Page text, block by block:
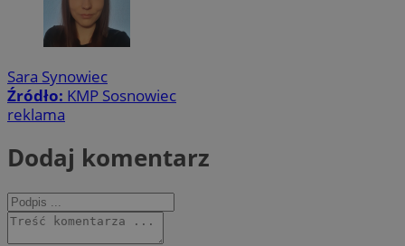
Sara Synowiec
Źródło: KMP Sosnowiec
reklama
Dodaj komentarz